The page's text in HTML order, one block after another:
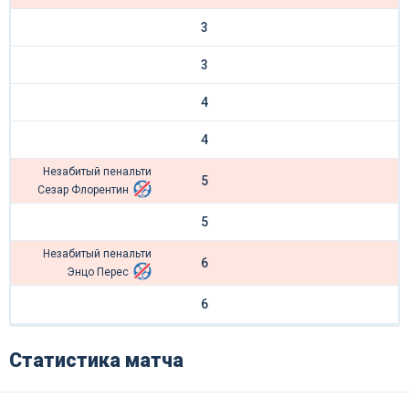
3
3
4
4
Незабитый пенальти
Сезар Флорентин
5
5
Незабитый пенальти
Энцо Перес
6
6
Статистика матча